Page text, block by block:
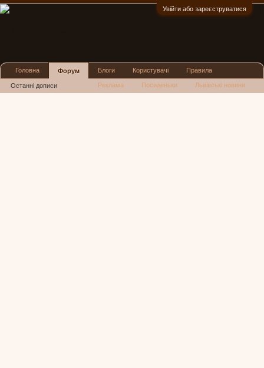
Увійти або зареєструватися
Головна Форум
Останні дописи
Блоги Користувачі Правила
Реклама Посиденьки Львівські новини